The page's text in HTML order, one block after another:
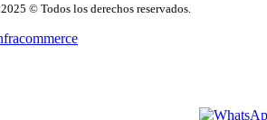
© Todos los derechos reservados.